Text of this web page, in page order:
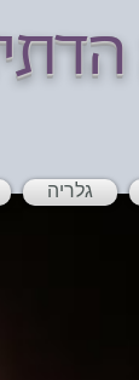
גלריה